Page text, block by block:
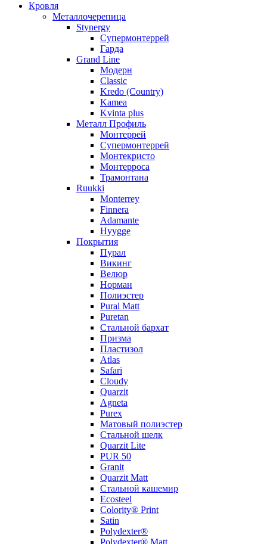
Кровля
Металлочерепица
Stynergy
Супермонтеррей
Гарда
Grand Line
Модерн
Classic
Kredo (Country)
Kamea
Kvinta plus
Металл Профиль
Монтеррей
Супермонтеррей
Монтекристо
Монтерроса
Трамонтана
Ruukki
Monterrey
Finnera
Adamante
Hyygge
Покрытия
Пурал
Викинг
Велюр
Норман
Полиэстер
Pural Matt
Puretan
Стальной бархат
Призма
Пластизол
Atlas
Safari
Cloudy
Quarzit
Agneta
Purex
Матовый полиэстер
Стальной шелк
Quarzit Lite
PUR 50
Granit
Quarzit Matt
Стальной кашемир
Ecosteel
Colority® Print
Satin
Polydexter®